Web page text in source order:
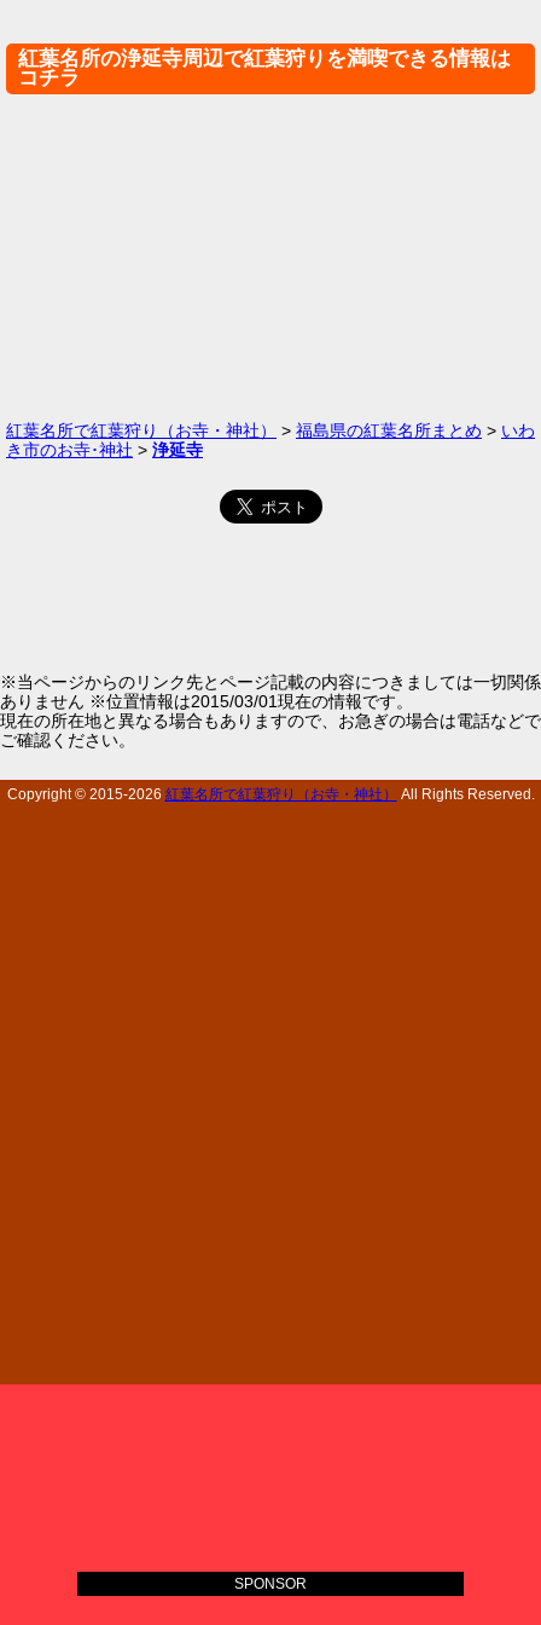
紅葉名所の浄延寺周辺で紅葉狩りを満喫できる情報は
コチラ
紅葉名所で紅葉狩り（お寺・神社） > 福島県の紅葉名所まとめ > いわ
き市のお寺･神社 > 浄延寺
※当ページからのリンク先とページ記載の内容につきましては一切関係
ありません ※位置情報は2015/03/01現在の情報です。
現在の所在地と異なる場合もありますので、お急ぎの場合は電話などで
ご確認ください。
Copyright © 2015-2026 紅葉名所で紅葉狩り（お寺・神社） All Rights Reserved.
SPONSOR